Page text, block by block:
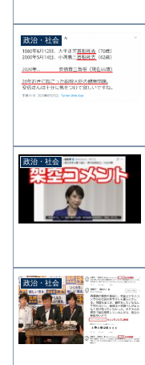
政治・社会
政治・社会
政治・社会